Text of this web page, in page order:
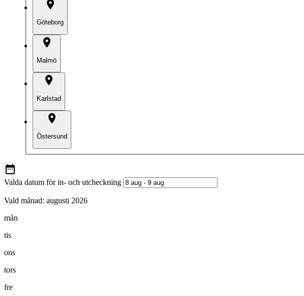
Göteborg
Malmö
Karlstad
Östersund
Valda datum för in- och utcheckning
Vald månad: augusti 2026
mån
tis
ons
tors
fre